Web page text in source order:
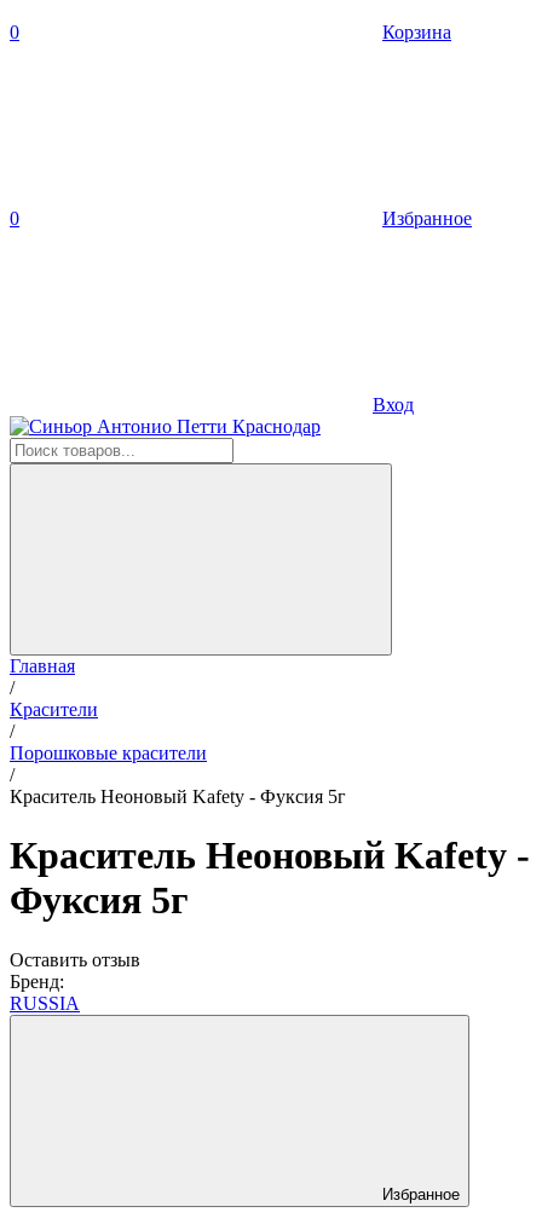
0 Корзина
0 Избранное
Вход
Главная
/
Красители
/
Порошковые красители
/
Краситель Неоновый Kafety - Фуксия 5г
Краситель Неоновый Kafety -
Фуксия 5г
Оставить отзыв
Бренд:
RUSSIA
Избранное